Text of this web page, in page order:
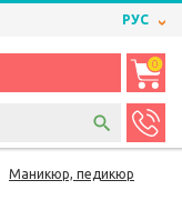
РУС
0
Маникюр, педикюр